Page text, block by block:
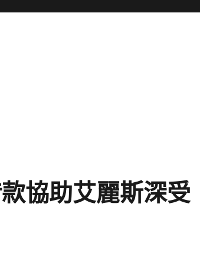
協助艾麗斯深受